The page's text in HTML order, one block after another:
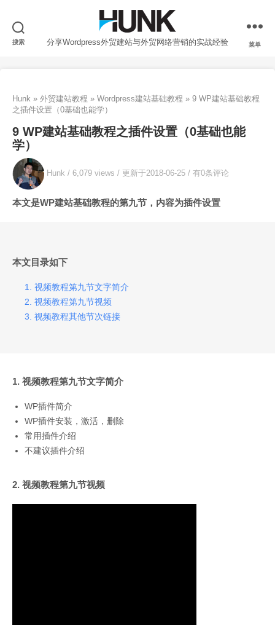
搜索 分享Wordpress外贸建站与外贸网络营销的实战经验 菜单
Hunk » 外贸建站教程 » Wordpress建站基础教程 » 9 WP建站基础教程
之插件设置（0基础也能学）
9 WP建站基础教程之插件设置（0基础也能
学）
Hunk / 6,079 views / 更新于2018-06-25 / 有0条评论
本文是WP建站基础教程的第九节，内容为插件设置
本文目录如下
1. 视频教程第九节文字简介
2. 视频教程第九节视频
3. 视频教程其他节次链接
1. 视频教程第九节文字简介
WP插件简介
WP插件安装，激活，删除
常用插件介绍
不建议插件介绍
2. 视频教程第九节视频